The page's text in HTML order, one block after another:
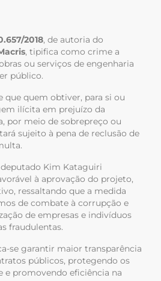
2018, de autoria do
, tipifica como crime a
ou serviços de engenharia
público.
que quem obtiver, para si ou
ilícita em prejuízo da
por meio de sobrepreço ou
sujeito à pena de reclusão de
Kim Kataguiri
à aprovação do projeto,
ressaltando que a medida
de combate à corrupção e
de empresas e indivíduos
fraudulentas.
se garantir maior transparência
públicos, protegendo os
e promovendo eficiência na